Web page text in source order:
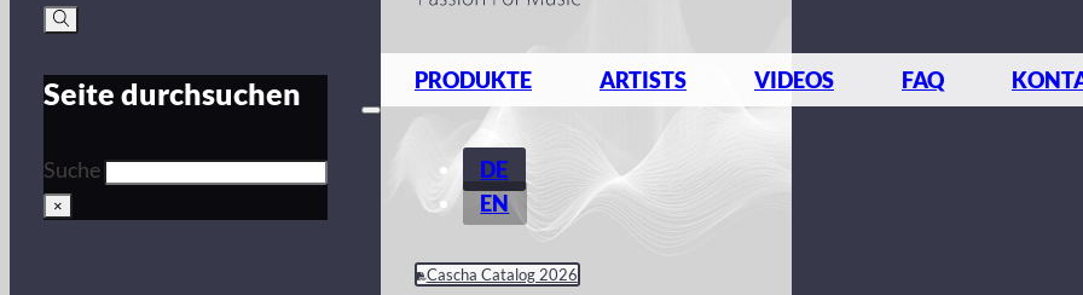
Seite durchsuchen
Suche
×
PRODUKTE ARTISTS VIDEOS FAQ
DE
EN
Cascha Catalog 2026